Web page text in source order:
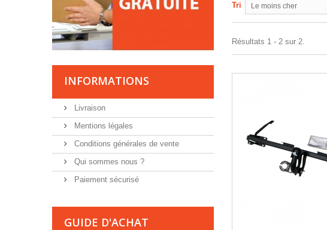
INFORMATIONS
Livraison
Mentions légales
Conditions générales de vente
Qui sommes nous ?
Paiement sécurisé
GUIDE D'ACHAT
Tri Le moins cher
Résultats 1 - 2 sur 2.